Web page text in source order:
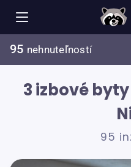
95 nehnuteľností
3 izbové
95